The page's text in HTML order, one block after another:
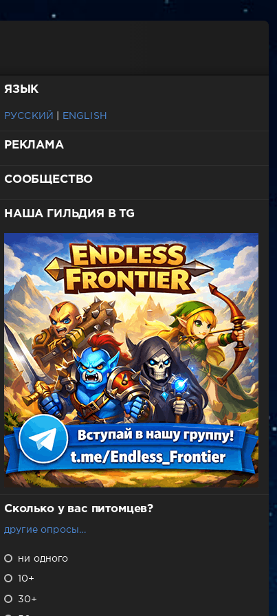
ЯЗЫК
РУССКИЙ ENGLISH
РЕКЛАМА
СООБЩЕСТВО
НАША ГИЛЬДИЯ В TG
Сколько у вас питомцев?
другие опросы...
ни одного
10+
30+